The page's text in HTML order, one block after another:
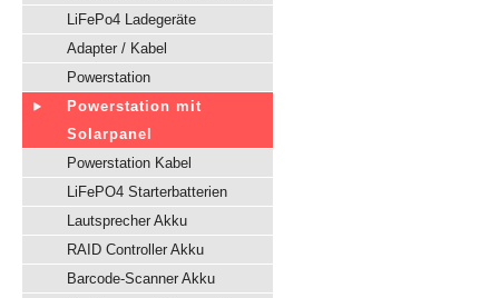
LiFePo4 Ladegeräte
Adapter / Kabel
Powerstation
Powerstation mit
Solarpanel
Powerstation Kabel
LiFePO4 Starterbatterien
Lautsprecher Akku
RAID Controller Akku
Barcode-Scanner Akku